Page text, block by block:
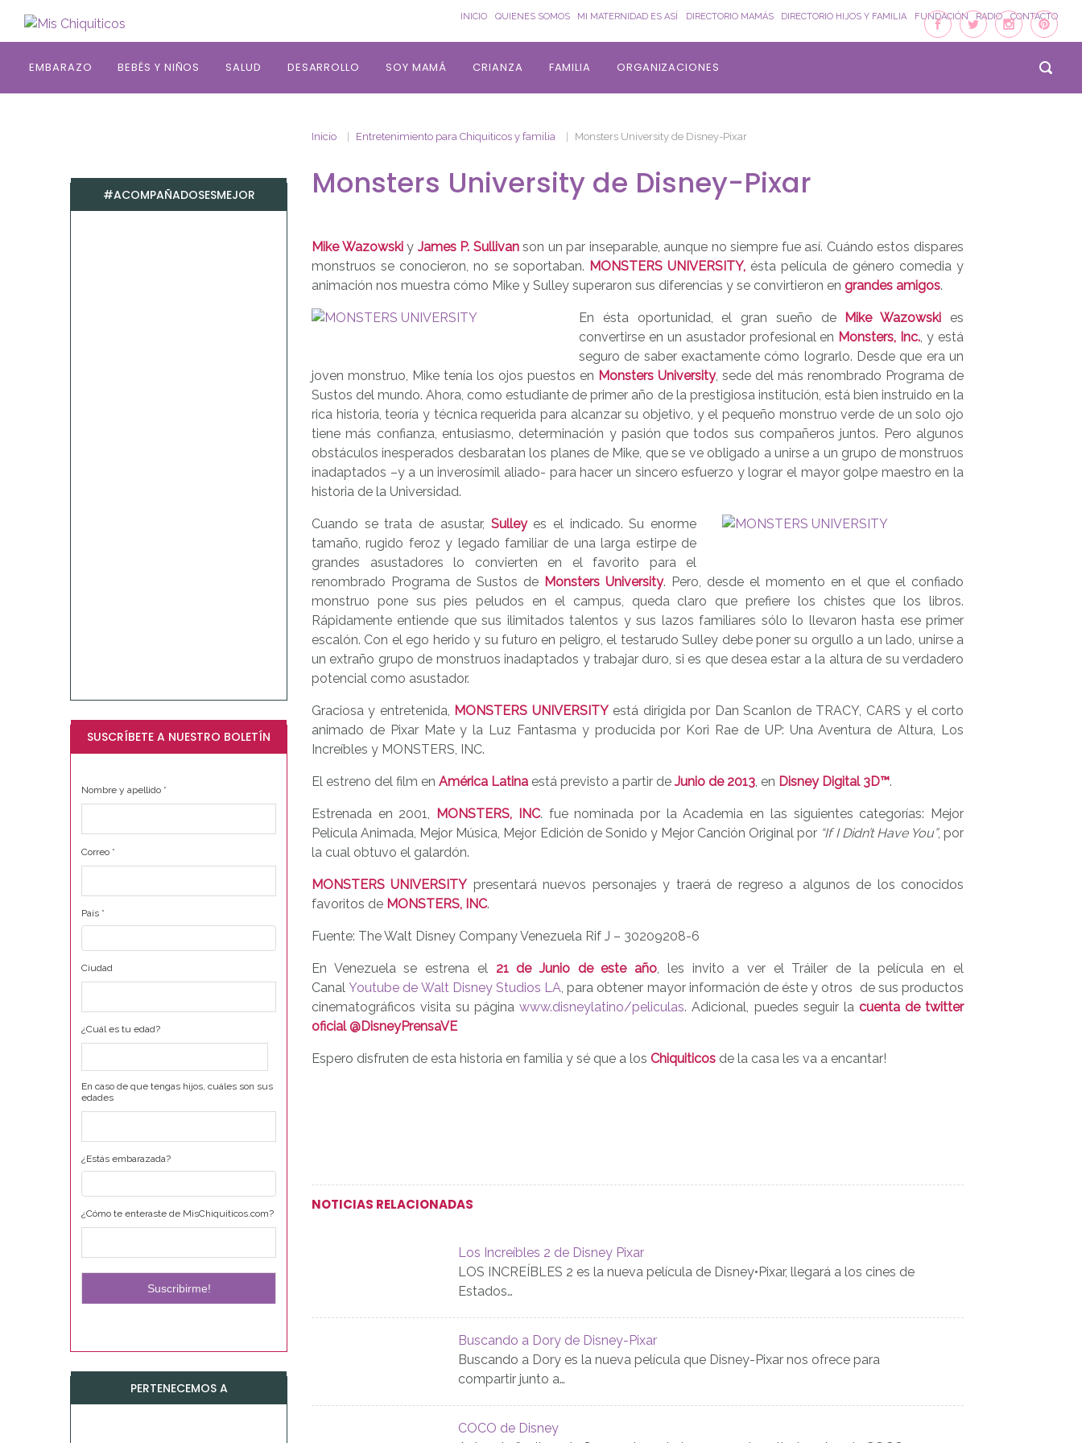
INICIO QUIENES SOMOS MI MATERNIDAD ES ASÍ DIRECTORIO MAMÁS DIRECTORIO HIJOS Y FAMILIA FUNDACIÓN RADIO CONTACTO
EMBARAZO BEBÉS Y NIÑOS SALUD DESARROLLO SOY MAMÁ CRIANZA FAMILIA ORGANIZACIONES
Inicio Entretenimiento para Chiquiticos y familia Monsters University de Disney-Pixar
Monsters University de Disney-Pixar
Mike Wazowskiy James P. Sullivanson un par inseparable, aunque no siempre fue así. Cuándo estos dispares
monstruos se conocieron, no se soportaban. MONSTERS UNIVERSITY, ésta película de género comedia y
animación nos muestra cómo Mike y Sulley superaron sus diferencias y se convirtieron en grandes amigos.
En ésta oportunidad, el gran sueño deMike Wazowski es
convertirse en un asustador profesional en Monsters, Inc., y está
seguro de saber exactamente cómo lograrlo. Desde que era un
joven monstruo, Mike tenía los ojos puestos en Monsters University, sede del más renombrado Programa de
Sustos del mundo. Ahora, como estudiante de primer año de la prestigiosa institución, está bien instruido en la
rica historia, teoría y técnica requerida para alcanzar su objetivo, y el pequeño monstruo verde de un solo ojo
tiene más confianza, entusiasmo, determinación y pasión que todos sus compañeros juntos. Pero algunos
obstáculos inesperados desbaratan los planes de Mike, que se ve obligado a unirse a un grupo de monstruos
inadaptados –y a un inverosímil aliado- para hacer un sincero esfuerzo y lograr el mayor golpe maestro en la
historia de la Universidad.
Cuando se trata de asustar, Sulleyes el indicado. Su enorme
tamaño, rugido feroz y legado familiar de una larga estirpe de
grandes asustadores lo convierten en el favorito para el
renombrado Programa de Sustos de Monsters University. Pero, desde el momento en el que el confiado
monstruo pone sus pies peludos en el campus, queda claro que prefiere los chistes que los libros.
Rápidamente entiende que sus ilimitados talentos y sus lazos familiares sólo lo llevaron hasta ese primer
escalón. Con el ego herido y su futuro en peligro, el testarudo Sulley debe poner su orgullo a un lado, unirse a
un extraño grupo de monstruos inadaptados y trabajar duro, si es que desea estar a la altura de su verdadero
potencial como asustador.
Graciosa y entretenida, MONSTERS UNIVERSITYestá dirigida por Dan Scanlon de TRACY, CARS y el corto
animado de Pixar Mate y la Luz Fantasma y producida por Kori Rae de UP: Una Aventura de Altura, Los
Increíbles y MONSTERS, INC.
El estreno del film en América Latina está previsto a partir de Junio de 2013, en Disney Digital 3D™.
Estrenada en 2001, MONSTERS, INC. fue nominada por la Academia en las siguientes categorías: Mejor
Película Animada, Mejor Música, Mejor Edición de Sonido y Mejor Canción Original por “If I Didn’t Have You”, por
la cual obtuvo el galardón.
MONSTERS UNIVERSITY presentará nuevos personajes y traerá de regreso a algunos de los conocidos
favoritos de MONSTERS, INC.
Fuente: The Walt Disney Company Venezuela Rif J – 30209208-6
En Venezuela se estrena el 21 de Junio de este año, les invito a ver el Tráiler de la película en el
CanalYoutube de Walt Disney Studios LA, para obtener mayor información de éste y otros de sus productos
cinematográficos visita su páginawww.disneylatino/peliculas. Adicional, puedes seguir la cuenta de twitter
oficial @DisneyPrensaVE
Espero disfruten de esta historia en familia y sé que a los Chiquiticos de la casa les va a encantar!
NOTICIAS RELACIONADAS
Los Increíbles 2 de Disney Pixar
LOS INCREÍBLES 2 es la nueva película de Disney•Pixar, llegará a los cines de
Estados…
Buscando a Dory de Disney-Pixar
Buscando a Dory es la nueva película que Disney-Pixar nos ofrece para
compartir junto a…
COCO de Disney
#ACOMPAÑADOSESMEJOR
SUSCRÍBETE A NUESTRO BOLETÍN
Nombre y apellido *
Correo *
País *
Ciudad
¿Cuál es tu edad?
En caso de que tengas hijos, cuáles son sus
edades
¿Estás embarazada?
¿Cómo te enteraste de MisChiquiticos.com?
PERTENECEMOS A